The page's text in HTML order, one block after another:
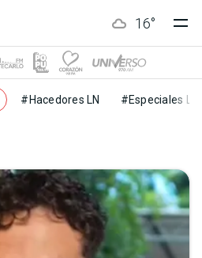
16°
#Hacedores LN #Especiales LN